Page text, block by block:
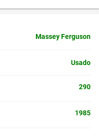
Massey Ferguson
Usado
290
1985